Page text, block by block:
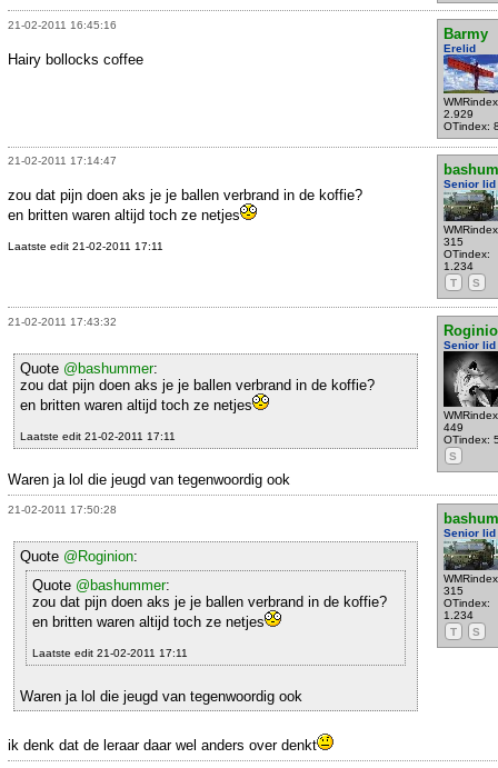
21-02-2011 16:45:16
Barmy
Erelid
2.929
OTindex:
Hairy bollocks coffee
21-02-2011 17:14:47
Senior lid
315
OTindex:
1.234
T
S
zou dat pijn doen aks je je ballen verbrand in de koffie?
en britten waren altijd toch ze netjes
Laatste edit 21-02-2011 17:11
21-02-2011 17:43:32
Senior lid
449
OTindex:
S
Quote @bashummer:
zou dat pijn doen aks je je ballen verbrand in de koffie?
en britten waren altijd toch ze netjes
Laatste edit 21-02-2011 17:11
Waren ja lol die jeugd van tegenwoordig ook
21-02-2011 17:50:28
Senior lid
315
OTindex:
1.234
T
S
Quote @Roginion:
Quote @bashummer:
zou dat pijn doen aks je je ballen verbrand in de koffie?
en britten waren altijd toch ze netjes
Laatste edit 21-02-2011 17:11
Waren ja lol die jeugd van tegenwoordig ook
ik denk dat de leraar daar wel anders over denkt